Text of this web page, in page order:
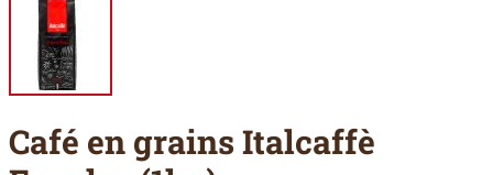
Café en grains Italcaffè